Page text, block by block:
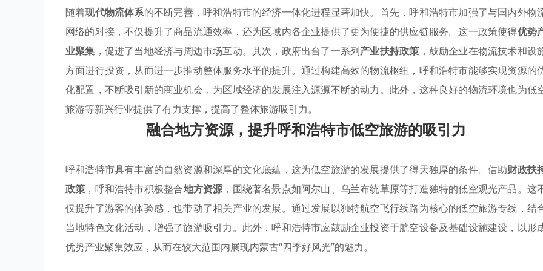
随着现代物流体系的不断完善，呼和浩特市的经济一体化进程显著加快。首先，呼和浩特市加强了与国内外物
网络的对接，不仅提升了商品流通效率，还为区域内各企业提供了更为便捷的供应链服务。这一政策使得优势
业聚集 ，促进了当地经济与周边市场互动。其次，政府出台了一系列产业扶持政策 ，鼓励企业在物流技术和设
方面进行投资，从而进一步推动整体服务水平的提升。通过构建高效的物流枢纽，呼和浩特市能够实现资源的
化配置，不断吸引新的商业机会，为区域经济的发展注入源源不断的动力。此外，这种良好的物流环境也为低
旅游等新兴行业提供了有力支撑，提高了整体旅游吸引力。
融合地方资源，提升呼和浩特市低空旅游的吸引力
呼和浩特市具有丰富的自然资源和深厚的文化底蕴，这为低空旅游的发展提供了得天独厚的条件。借助财政扶
政策 ，呼和浩特市积极整合地方资源，围绕著名景点如阿尔山、乌兰布统草原等打造独特的低空观光产品。这
仅提升了游客的体验感，也带动了相关产业的发展。通过发展以独特航空飞行线路为核心的低空旅游专线，结
当地特色文化活动，增强了旅游吸引力。此外，呼和浩特市应鼓励企业投资于航空设备及基础设施建设，以形
优势产业聚集效应，从而在较大范围内展现内蒙古“四季好风光”的魅力。